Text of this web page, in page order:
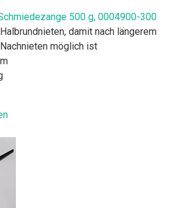
500 g, 0004900-300
damit nach längerem
möglich ist